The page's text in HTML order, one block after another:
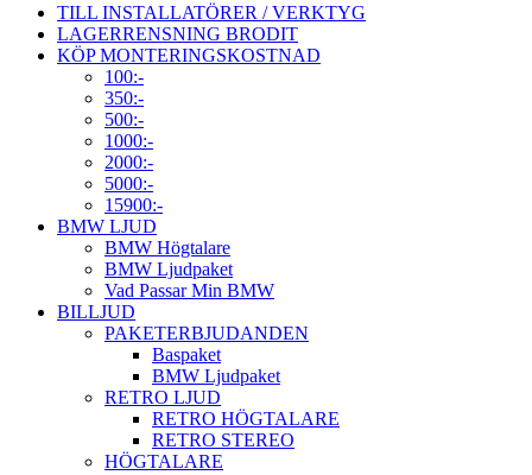
TILL INSTALLATÖRER / VERKTYG
LAGERRENSNING BRODIT
KÖP MONTERINGSKOSTNAD
100:-
350:-
500:-
1000:-
2000:-
5000:-
15900:-
BMW LJUD
BMW Högtalare
BMW Ljudpaket
Vad Passar Min BMW
BILLJUD
PAKETERBJUDANDEN
Baspaket
BMW Ljudpaket
RETRO LJUD
RETRO HÖGTALARE
RETRO STEREO
HÖGTALARE